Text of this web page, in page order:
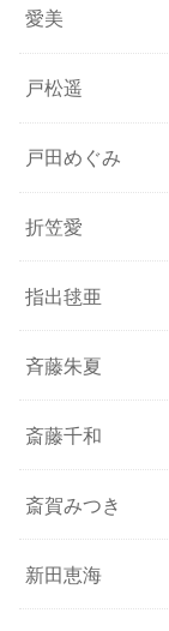
愛美
戸松遥
戸田めぐみ
折笠愛
指出毬亜
斉藤朱夏
斎藤千和
斎賀みつき
新田恵海